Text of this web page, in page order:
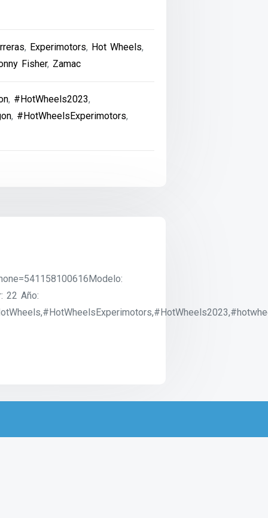
, Experimotors, Hot Wheels,
Fisher, Zamac
, #HotWheels2023,
, #HotWheelsExperimotors,
22 Año: